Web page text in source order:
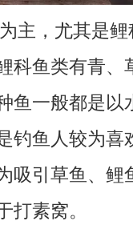
主，尤其是
科鱼类有青、
鱼一般都是以
钓鱼人较为喜
吸引草鱼、鲤
打素窝。